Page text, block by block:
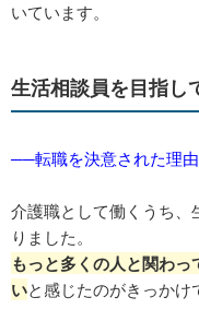
いています。
生活相談員を目指し
──転職を決意された理由
介護職として働くうち、
りました。
もっと多くの人と関わ
いと感じたのがきっかけ